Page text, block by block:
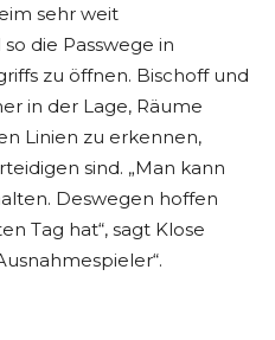
sehr weit
die Passwege in
zu öffnen. Bischoff und
in der Lage, Räume
Linien zu erkennen,
sind. „Man kann
Deswegen hoffen
Tag hat“, sagt Klose